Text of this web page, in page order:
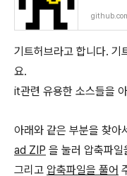
기트허브라고 합니다. 기
요.
it관련 유용한 소스들을
아래와 같은 부분을 찾아
ad ZIP 을 눌러 압축파일
그리고 압축파일을 풀어